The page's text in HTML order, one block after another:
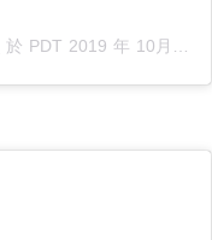
於 PDT 2019 年 10月 月 6 日 上午 10:16